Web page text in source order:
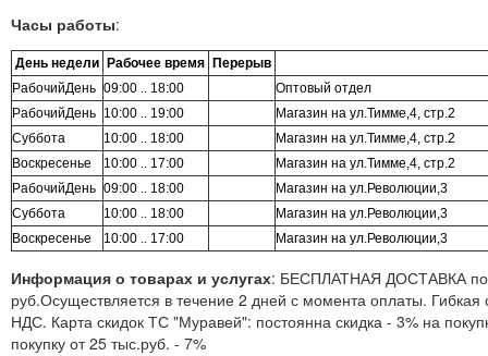
Часы работы:
День недели Рабочее время
Перерыв
РабочийДень 09:00 .. 18:00
Оптовый отдел
РабочийДень 10:00 .. 19:00
Магазин на ул.Тимме,4, стр.2
Суббота
10:00 .. 18:00
Магазин на ул.Тимме,4, стр.2
Воскресенье
10:00 .. 17:00
Магазин на ул.Тимме,4, стр.2
РабочийДень 09:00 .. 18:00
Магазин на ул.Революции,3
Суббота
10:00 .. 18:00
Магазин на ул.Революции,3
Воскресенье
10:00 .. 17:00 Магазин на ул.Революции,3
Информация о товарах и услугах: БЕСПЛАТНАЯ ДОСТАВКА по
руб.Осуществляется в течение 2 дней с момента оплаты. Гибкая
НДС. Карта скидок ТС "Муравей": постоянна скидка - 3% на
покупку от 25 тыс.руб. - 7%